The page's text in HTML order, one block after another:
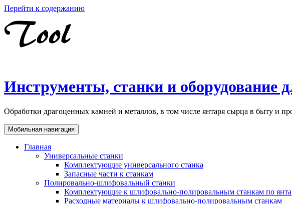
Перейти к содержанию
Инструменты, станки и оборудование
Обработки драгоценных камней и металлов, в том числе янтаря сырца в быту и
Мобильная навигация
Главная
Универсальные станки
Комплектующие универсального станка
Запасные части к станкам
Полировально-шлифовальный станки
Комплектующие к шлифовально-полировальным станкам по
Расходные материалы к шлифовально-полировальным станкам